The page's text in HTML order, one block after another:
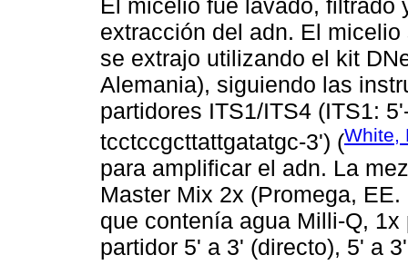
El micelio fue lavado, filtrado
extracción del adn. El
se extrajo utilizando el kit
Alemania), siguiendo las
partidores ITS1/ITS4 (ITS1:
tcctccgcttattgatatgc-3') (White,
para amplificar el adn. La
Master Mix 2x (Promega,
que contenía agua Milli-Q,
partidor 5' a 3' (directo), 5' a